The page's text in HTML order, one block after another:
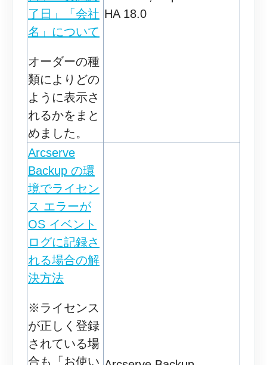
了日」「会社
名」について
オーダーの種
類によりどの
ように表示さ
れるかをまと
めました。
HA 18.0
Arcserve
Backup の環
境でライセン
ス エラーが
OS イベント
ログに記録さ
れる場合の解
決方法
※ライセンス
が正しく登録
されている場
合も「お使い